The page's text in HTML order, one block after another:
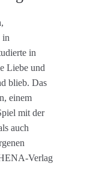
in
in
Liebe und
blieb. Das
einem
mit der
auch
Verlag